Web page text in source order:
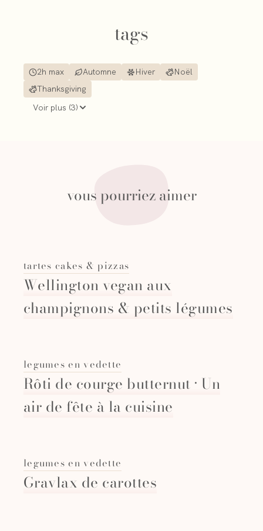
tags
2h max Automne Hiver
Noël
Thanksgiving
Voir plus (3)
vous pourriez aimer
tartes cakes & pizzas
Wellington vegan aux
champignons & petits légumes
legumes en vedette
Rôti de courge butternut · Un
air de fête à la cuisine
legumes en vedette
Gravlax de carottes